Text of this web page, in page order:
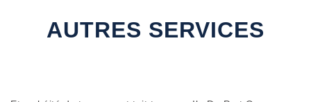
AUTRES SERVICES